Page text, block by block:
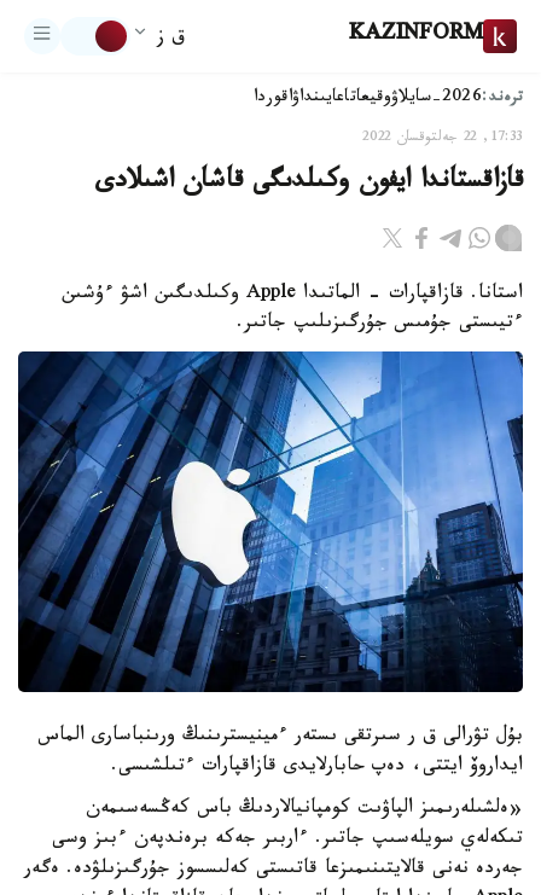
KAZINFORM ق ز
ترەند:2026-سايلاۋ وقيعاتاعايىنداۋاقوردا
17:33, 22 جەلتوقسان 2022
قازاقستاندا ايفون وكىلدىگى قاشان اشىلادى
استانا. قازاقپارات - الماتىدا Apple وكىلدىگىن اشۋ ءۇشىن
ءتيىستى جۇمىس جۇرگىزىلىپ جاتىر.
بۇل تۋرالى ق ر سىرتقى ىستەر ءمينيسترىنىڭ ورىنباسارى الماس
ايداروۆ ايتتى، دەپ حابارلايدى قازاقپارات ءتىلشىسى.
«ەلشىلەرىمىز الپاۋىت كومپانيالاردىڭ باس كەڭسەسىمەن
تىكەلەي سويلەسىپ جاتىر. ءاربىر جەكە برەندپەن ءبىز وسى
جەردە نەنى قالايتىنىمىزعا قاتىستى كەلىسسوز جۇرگىزىلۋدە. ەگەر